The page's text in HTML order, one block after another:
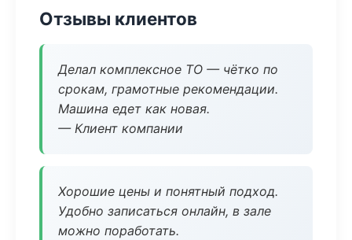
Отзывы клиентов
Делал комплексное ТО — чётко по
срокам, грамотные рекомендации.
Машина едет как новая.
— Клиент компании
Хорошие цены и понятный подход.
Удобно записаться онлайн, в зале
можно поработать.